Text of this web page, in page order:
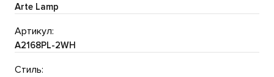
Arte Lamp
Артикул:
A2168PL-2WH
Стиль: